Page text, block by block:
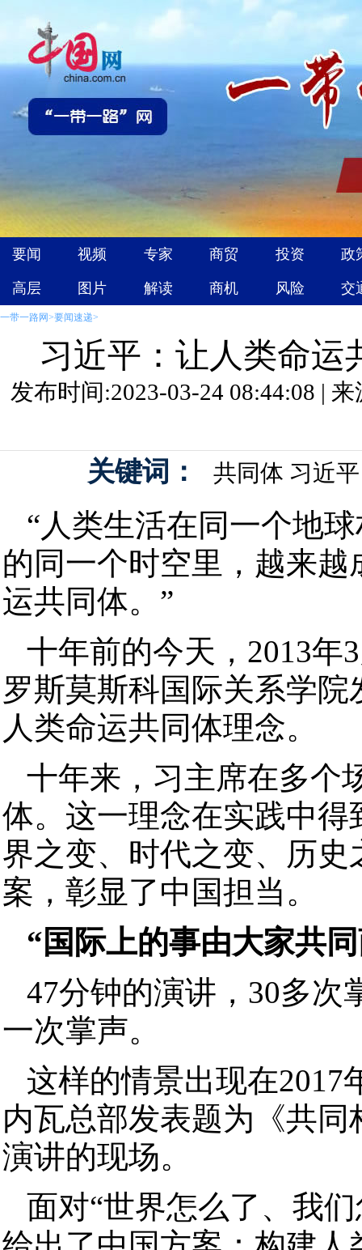
一带一路网>要闻速递>
习近平：让人类命运
发布时间:2023-03-24 08:44:08 |
关键词： 共同体 习近平
“人类生活在同一个地
的同一个时空里，越来
运共同体。”
十年前的今天，2013年
罗斯莫斯科国际关系学
人类命运共同体理念。
十年来，习主席在多个
体。这一理念在实践中
界之变、时代之变、历
案，彰显了中国担当。
“国际上的事由大家共
47分钟的演讲，30多次
一次掌声。
这样的情景出现在2017
内瓦总部发表题为《共
演讲的现场。
面对“世界怎么了、我